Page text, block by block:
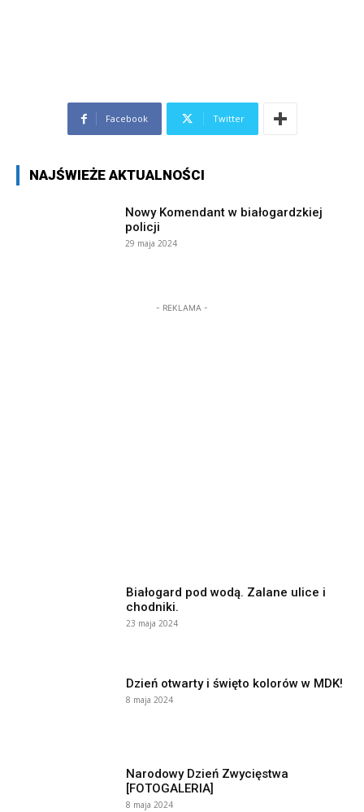
Facebook Twitter
NAJŚWIEŻE AKTUALNOŚCI
Nowy Komendant w białogardzkiej
policji
29 maja 2024
- REKLAMA -
Białogard pod wodą. Zalane ulice i
chodniki.
23 maja 2024
Dzień otwarty i święto kolorów w MDK!
8 maja 2024
Narodowy Dzień Zwycięstwa
[FOTOGALERIA]
8 maja 2024